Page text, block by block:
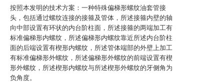
按照本发明的技术方案：一种特殊偏梯形螺纹油套管接
头，包括通过螺纹连接的接箍及管体，所述接箍内壁的轴
向中部设置有环状的内台阶柱面，所述接箍的两端加工有
标准偏梯形内螺纹，所述偏梯形内螺纹靠近所述内台阶柱
面的后端设置有楔形内螺纹，所述管体端部的外壁上加工
有标准偏梯形外螺纹，所述偏梯形外螺纹的前端设置有楔
形外螺纹，所述楔形内螺纹与所述楔形外螺纹的牙侧角为
负角度。